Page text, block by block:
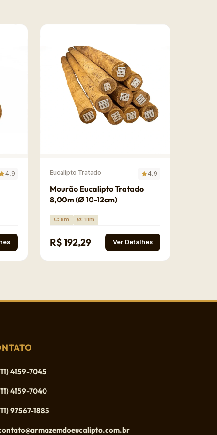
4.9 Eucalipto Tratado 4.9
Mourão Eucalipto Tratado
8,00m (Ø 10-12cm)
C: 8m Ø: 11m
R$ 192,29 Ver Detalhes
4159-7045
4159-7040
97567-1885